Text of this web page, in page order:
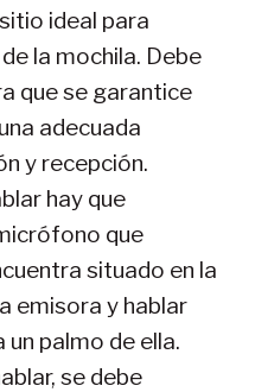
ideal para
la mochila. Debe
que se garantice
adecuada
y recepción.
hay que
que
situado en la
emisora y hablar
palmo de ella.
se debe